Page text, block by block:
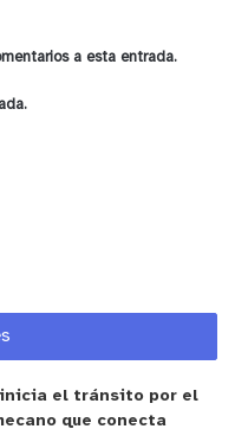
a esta entrada.
inicia el tránsito por el
que conecta